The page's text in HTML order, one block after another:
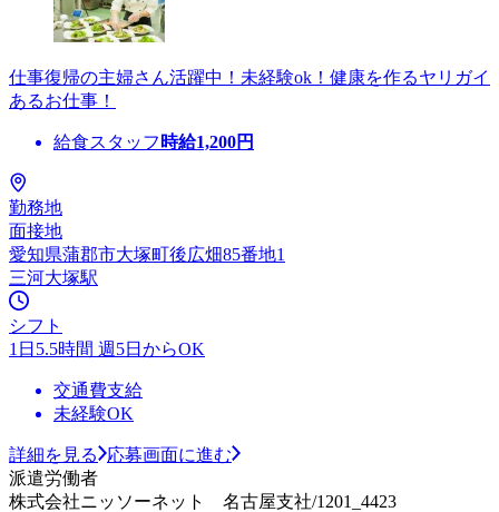
仕事復帰の主婦さん活躍中！未経験ok！健康を作るヤリガイ
あるお仕事！
給食スタッフ 時給1,200円
勤務地
面接地
愛知県蒲郡市大塚町後広畑85番地1
三河大塚駅
シフト
1日5.5時間 週5日からOK
交通費支給
未経験OK
詳細を見る
応募画面に進む
派遣労働者
株式会社ニッソーネット 名古屋支社/1201_4423